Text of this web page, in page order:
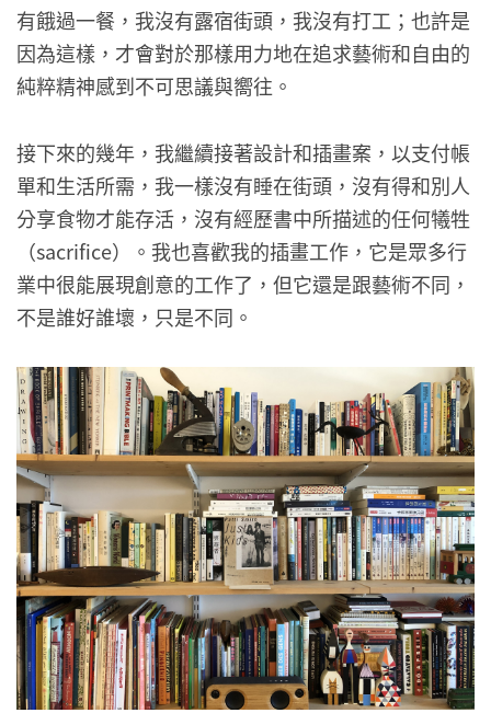
有餓過一餐，我沒有露宿街頭，我沒有打工；也許是
因為這樣，才會對於那樣用力地在追求藝術和自由的
純粹精神感到不可思議與嚮往。
接下來的幾年，我繼續接著設計和插畫案，以支付帳
單和生活所需，我一樣沒有睡在街頭，沒有得和別人
分享食物才能存活，沒有經歷書中所描述的任何犧牲
（sacrifice）。我也喜歡我的插畫工作，它是眾多行
業中很能展現創意的工作了，但它還是跟藝術不同，
不是誰好誰壞，只是不同。